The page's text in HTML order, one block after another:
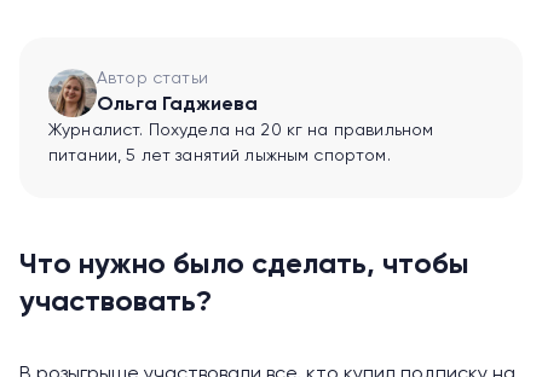
Автор статьи
Ольга Гаджиева
Журналист. Похудела на 20 кг на правильном
питании, 5 лет занятий лыжным спортом.
Что нужно было сделать, чтобы
участвовать?